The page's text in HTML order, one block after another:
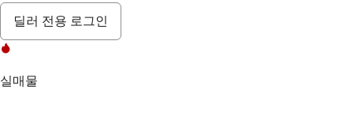
딜러 전용 로그인
실매물